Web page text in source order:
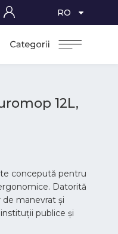
RO
12L,
concepută pentru
Datorită
manevrat și
publice și